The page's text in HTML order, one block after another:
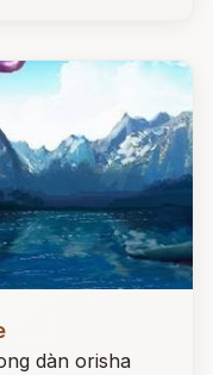
dàn orisha